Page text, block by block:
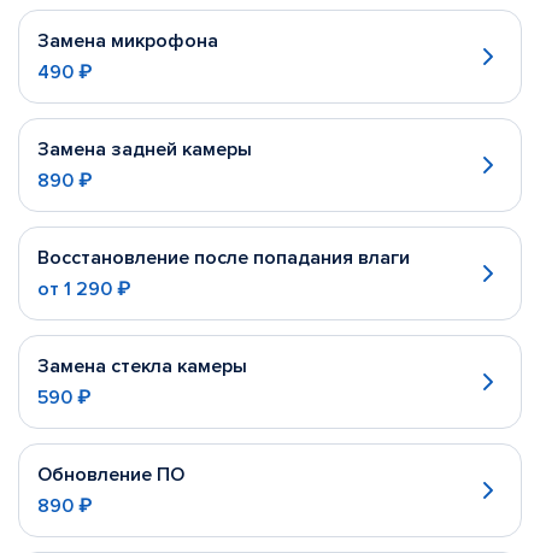
Замена микрофона
490 ₽
Замена задней камеры
890 ₽
Восстановление после попадания влаги
от 1 290 ₽
Замена стекла камеры
590 ₽
Обновление ПО
890 ₽